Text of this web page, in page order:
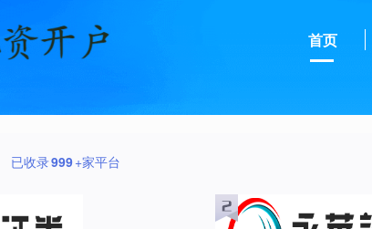
首页
已收录999+家平台